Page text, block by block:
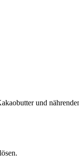
und